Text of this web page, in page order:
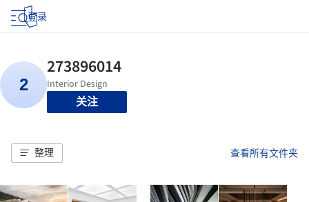
登录
关注
整理 查看所有文件夹